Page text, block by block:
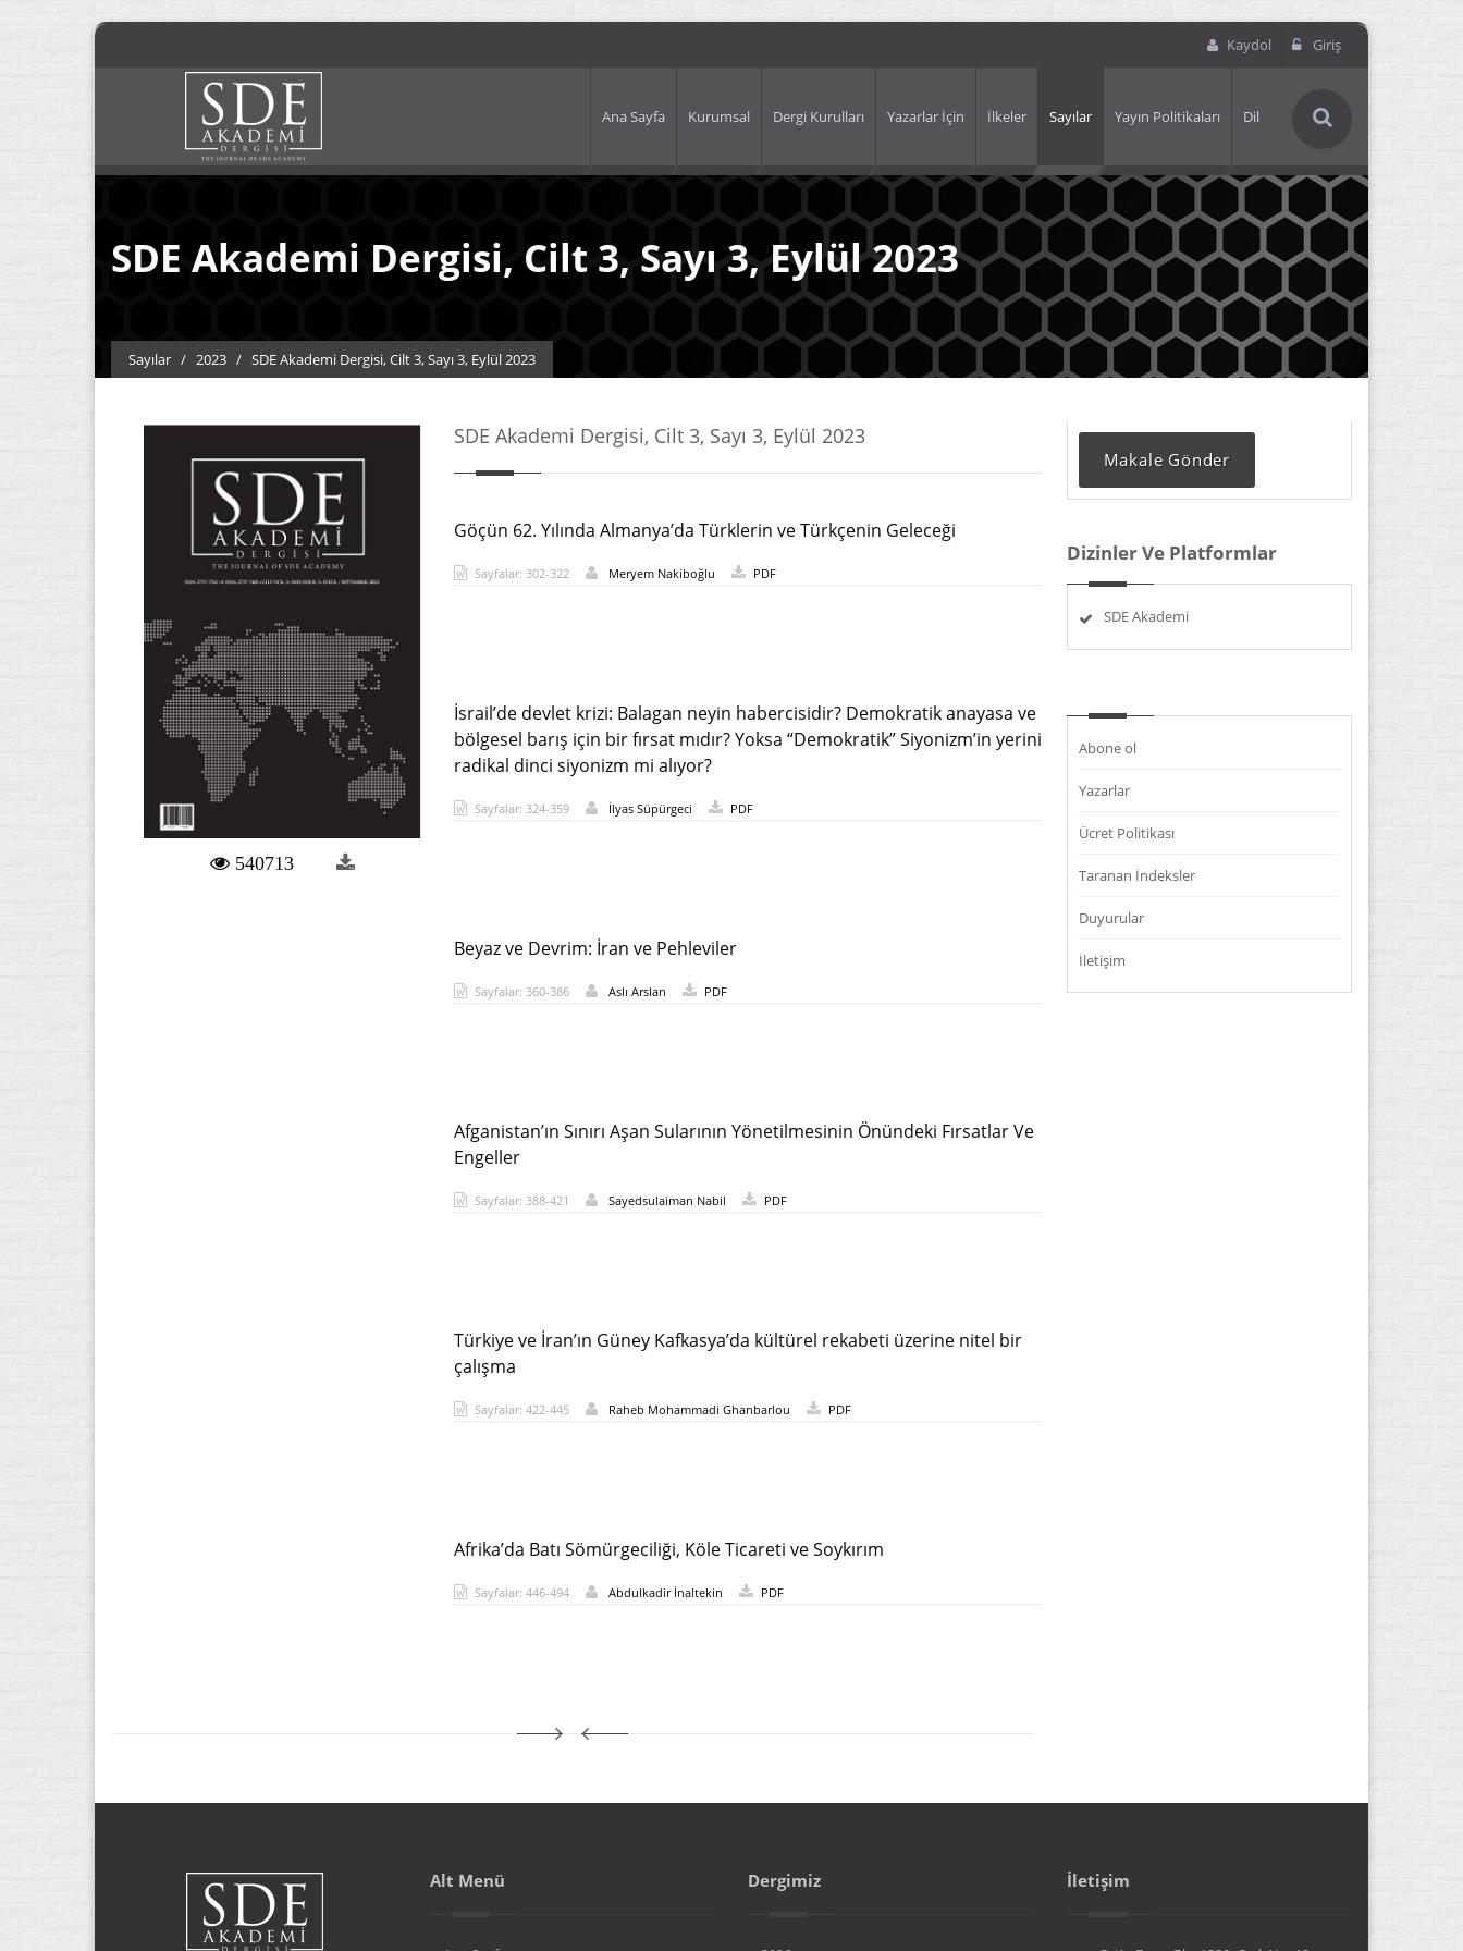
Kaydol Giriş
Ana Sayfa Kurumsal Dergi Kurulları Yazarlar İçin İlkeler Sayılar Yayın Politikaları Dil
SDE Akademi Dergisi, Cilt 3, Sayı 3, Eylül 2023
Sayılar / 2023 / SDE Akademi Dergisi, Cilt 3, Sayı 3, Eylül 2023
540713
SDE Akademi Dergisi, Cilt 3, Sayı 3, Eylül 2023
Göçün 62. Yılında Almanya’da Türklerin ve Türkçenin Geleceği
Sayfalar: 302-322 Meryem Nakiboğlu PDF
İsrail’de devlet krizi: Balagan neyin habercisidir? Demokratik anayasa ve
bölgesel barış için bir fırsat mıdır? Yoksa “Demokratik” Siyonizm’in yerini
radikal dinci siyonizm mi alıyor?
Sayfalar: 324-359 İlyas Süpürgeci PDF
Beyaz ve Devrim: İran ve Pehleviler
Sayfalar: 360-386 Aslı Arslan PDF
Afganistan’ın Sınırı Aşan Sularının Yönetilmesinin Önündeki Fırsatlar Ve
Engeller
Sayfalar: 388-421 Sayedsulaiman Nabil PDF
Türkiye ve İran’ın Güney Kafkasya’da kültürel rekabeti üzerine nitel bir
çalışma
Sayfalar: 422-445 Raheb Mohammadi Ghanbarlou PDF
Afrika’da Batı Sömürgeciliği, Köle Ticareti ve Soykırım
Sayfalar: 446-494 Abdulkadir İnaltekin PDF
Makale Gönder
Dizinler Ve Platformlar
SDE Akademi
Abone ol
Yazarlar
Ücret Politikası
Taranan İndeksler
Duyurular
İletişim
Alt Menü Dergimiz İletişim